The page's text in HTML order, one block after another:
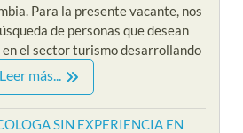
Para la presente vacante, nos
de personas que desean
el sector turismo desarrollando
Leer más...
SIN EXPERIENCIA EN